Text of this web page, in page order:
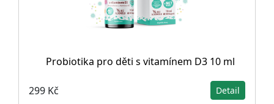
Probiotika pro děti s vitamínem D3 10 ml
299 Kč Detail